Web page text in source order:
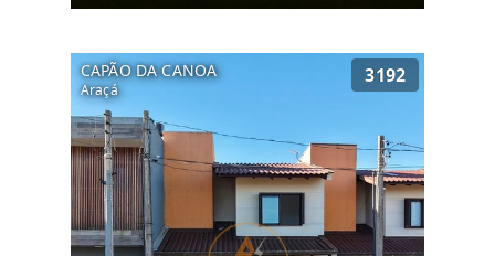
CAPÃO DA CANOA
Araçá
3192